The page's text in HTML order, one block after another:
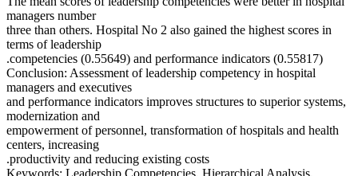
managers number
three than others. Hospital No 2 also gained the highest scores in
terms of leadership
competencies (0.55649) and performance indicators (0.55817).
Conclusion: Assessment of leadership competency in hospital
managers and executives
and performance indicators improves structures to superior systems,
modernization and
empowerment of personnel, transformation of hospitals and health
centers, increasing
productivity and reducing existing costs.